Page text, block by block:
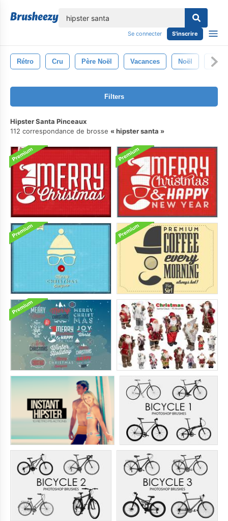
Se connecter S'inscrire
Rétro Cru Père Noël Vacances Noël
Filters
Hipster Santa Pinceaux
112 correspondance de brosse
hipster santa